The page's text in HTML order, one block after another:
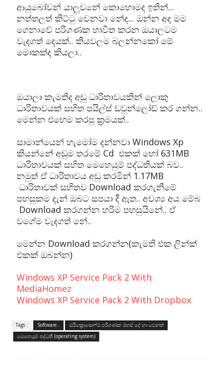
ආයුබෝවන් යාලුවනේ කොහොමද ඉතින්...
නත්තලත් කිට්ටු වෙනවා නේද... ඔන්න අද මම
ගෙනාවේ පරිගණක භාවිත කරන ඔයාලටම
වැදගත් දෙයක්.. කියවලම බලන්නකෝ මේ
මොකක්ද කියලා..
ඔයාලා කැමතිද අඩු ධාරිතාවයකින් ලොකු
ධාරිතාවයක් සහිත පයිල්ස් ඩවුන්ලෝඩ් කර ගන්න..
මෙන්න එහෙම කරපු ක්‍රමයක්..
සාමාන්යෙන් හැමෝම දන්නවා Windows Xp
කියන්නේ අඩුම තරමේ Cd එකක් හෝ 631MB
ධාරිතාවයක් සහිත මෙහෙයුම් පද්ධතියක් බව..
නමුත් ඒ ධාරිතාවය අඩු කරමින් 1.17MB
ධාරිතාවක් සහිතව Download කරගැනීමේ
පහසුකම දැන් ඔබට සපයා දී ඇත.. අවශ්‍ය අය මේබ
Download කරගන්න හරිම පහසුයිනේ.. ඒ
වගේම වැදගත් නේ..
මෙන්න Download කරගන්න(කැමති එක ලින්ක්
එකක් ඔබන්න)
Windows XP Service Pack 2 With
MediaHomez
Windows XP Service Pack 2 With Dropbox
Tags : Software..
මයික්‍රොසොෆ්ට්.පරිගණක රහස් දේ හා වෙනත්
මෙහෙයුම් පද්ධති (operating system)